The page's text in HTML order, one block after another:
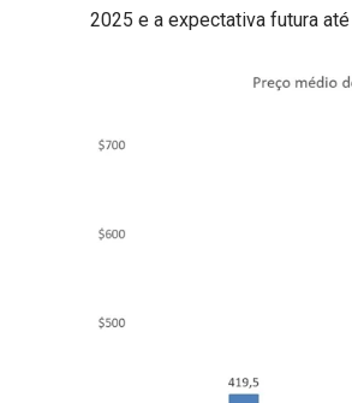
2025 e a expectativa futura